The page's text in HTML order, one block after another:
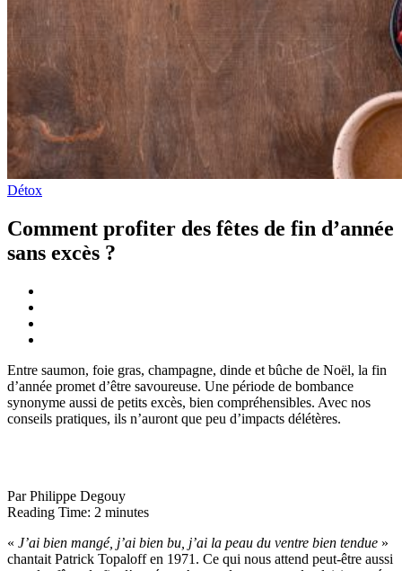
Détox
Comment profiter des fêtes de fin d’année
sans excès ?
Entre saumon, foie gras, champagne, dinde et bûche de Noël, la fin
d’année promet d’être savoureuse. Une période de bombance
synonyme aussi de petits excès, bien compréhensibles. Avec nos
conseils pratiques, ils n’auront que peu d’impacts délétères.
Par Philippe Degouy
Reading Time: 2 minutes
« J’ai bien mangé, j’ai bien bu, j’ai la peau du ventre bien tendue »
chantait Patrick Topaloff en 1971. Ce qui nous attend peut-être aussi